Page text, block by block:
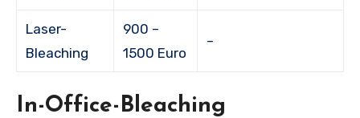
Laser-
Bleaching
900 –
1500 Euro
–
In-Office-Bleaching